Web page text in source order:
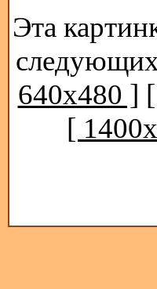
Эта
640x480 ]
[